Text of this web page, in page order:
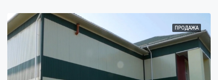
ПРОДАЖА